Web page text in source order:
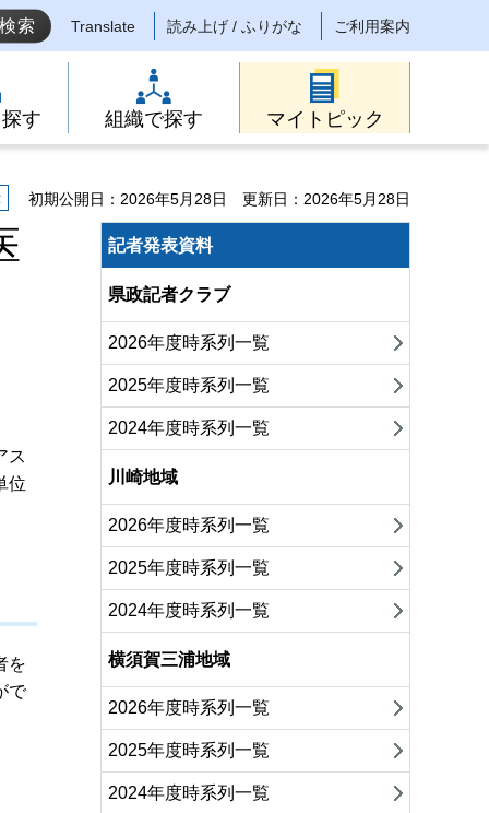
Translate 読み上げ / ふりがな ご利用案内
す 組織で探す マイトピック
初期公開日：2026年5月28日 更新日：2026年5月28日
ス
位
を
で
記者発表資料
県政記者クラブ
2026年度時系列一覧
2025年度時系列一覧
2024年度時系列一覧
川崎地域
2026年度時系列一覧
2025年度時系列一覧
2024年度時系列一覧
横須賀三浦地域
2026年度時系列一覧
2025年度時系列一覧
2024年度時系列一覧